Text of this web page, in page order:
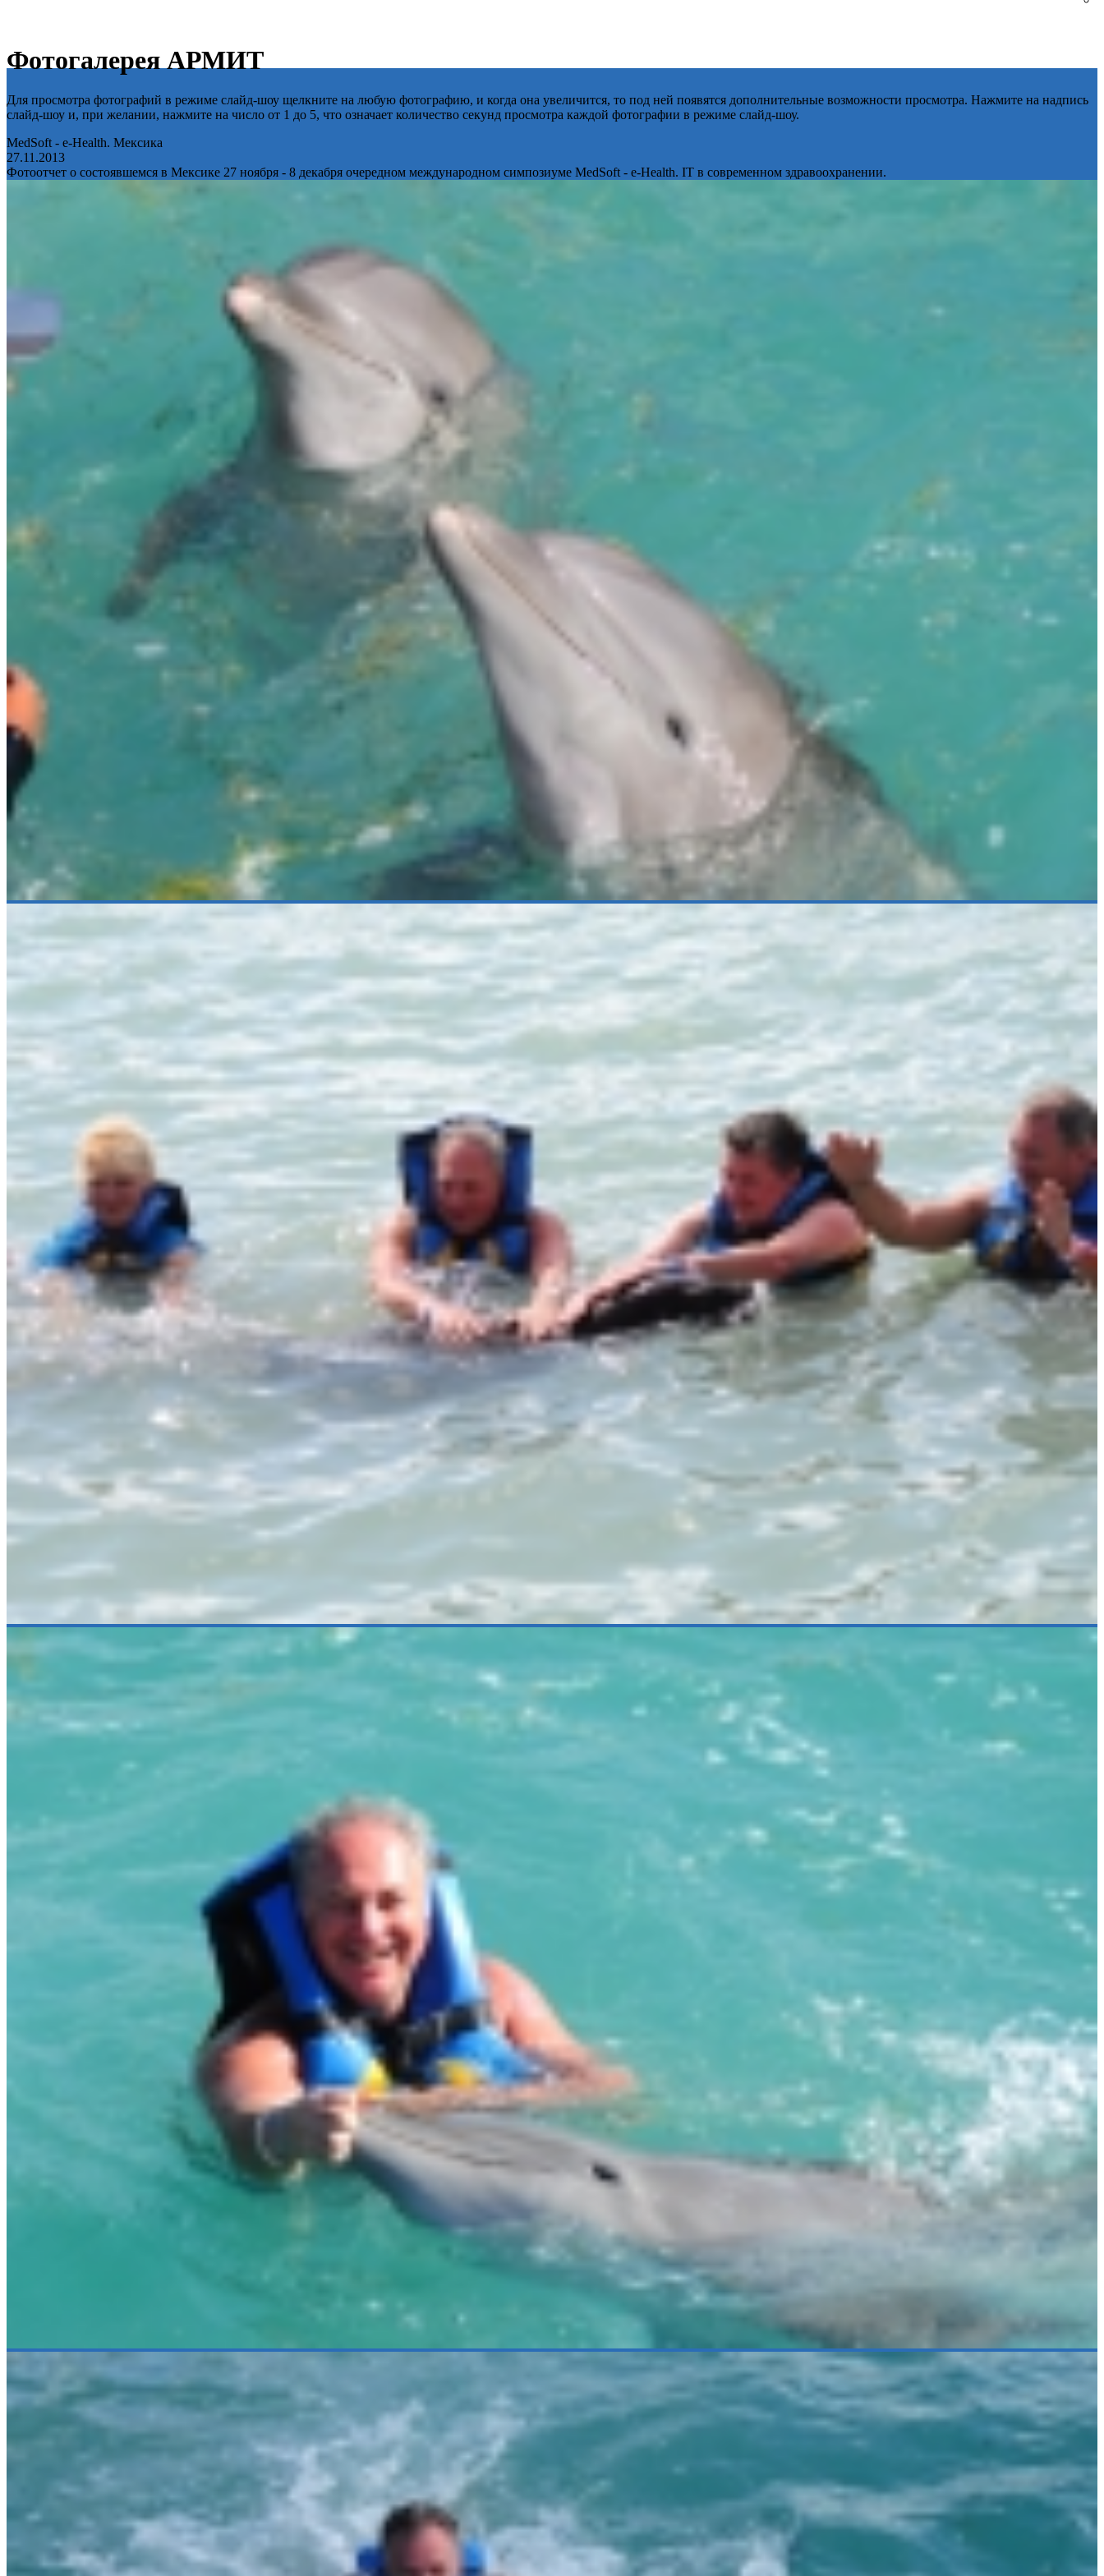
Фотогалерея АРМИТ
Для просмотра фотографий в режиме слайд-шоу щелкните на любую фотографию, и когда она увеличится, то под ней появятся дополнительные возможности просмотра. Нажмите на надпись
слайд-шоу и, при желании, нажмите на число от 1 до 5, что означает количество секунд просмотра каждой фотографии в режиме слайд-шоу.
MedSoft - e-Health. Мексика
27.11.2013
Фотоотчет о состоявшемся в Мексике 27 ноября - 8 декабря очередном международном симпозиуме MedSoft - e-Health. IT в современном здравоохранении.